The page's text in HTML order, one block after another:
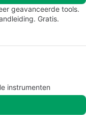
geavanceerde tools.
Gratis.
instrumenten